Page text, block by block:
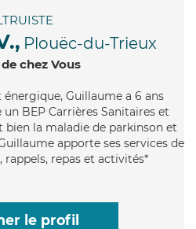
Plouëc-du-Trieux
chez Vous
Guillaume a 6 ans
BEP Carrières Sanitaires et
bien la maladie de parkinson et
apporte ses services de
repas et activités*
le profil